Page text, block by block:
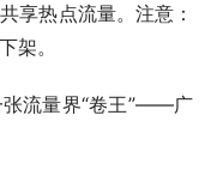
享热点流量。注意：
架。
张流量界“卷王”——广